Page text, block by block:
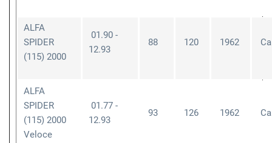
ALFA
SPIDER
(115) 2000
01.90 -
12.93
88 120 1962
ALFA
SPIDER
(115) 2000
Veloce
01.77 -
12.93
93 126 1962